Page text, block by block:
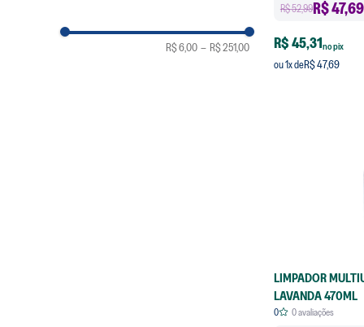
3L
R$ 6,00 – R$ 251,00
R$ 52,99R$47,69
R$ 45,31no pix
ou1x deR$ 47,69
LIMPADOR
LAVANDA 470ML
0 0avaliações